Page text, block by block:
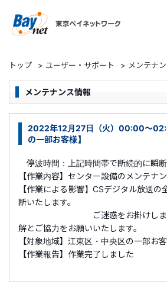
トップ > ユーザー・サポート > メンテナ
メンテナンス情報
2022年12月27日（火）00:00～
の一部お客様】
停波時間：上記時間帯で断続的に瞬断
【作業内容】センター設備のメンテナ
【作業による影響】CSデジタル放送
断いたします。
ご迷惑をお掛けしますが
解とご協力をお願いいたします。
【対象地域】江東区・中央区の一部お
【作業報告】作業完了しました